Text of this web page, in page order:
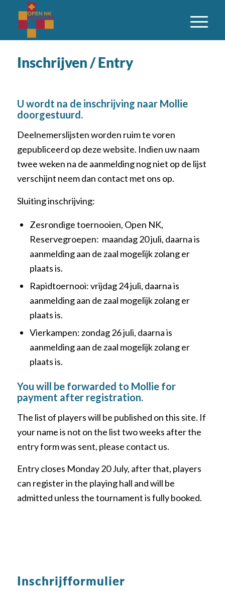
Inschrijven / Entry
U wordt na de inschrijving naar Mollie
doorgestuurd.
Deelnemerslijsten worden ruim te voren
gepubliceerd op deze website. Indien uw naam
twee weken na de aanmelding nog niet op de lijst
verschijnt neem dan contact met ons op.
Sluiting inschrijving:
Zesrondige toernooien, Open NK,
Reservegroepen: maandag 20 juli, daarna is
aanmelding aan de zaal mogelijk zolang er
plaats is.
Rapidtoernooi: vrijdag 24 juli, daarna is
aanmelding aan de zaal mogelijk zolang er
plaats is.​
Vierkampen: zondag 26 juli, daarna is
aanmelding aan de zaal mogelijk zolang er
plaats is.​
You will be forwarded to Mollie for
payment after registration.
The list of players will be published on this site. If
your name is not on the list two weeks after the
entry form was sent, please contact us.
Entry closes Monday 20 July, after that, players
can register in the playing hall and will be
admitted unless the tournament is fully booked.
Inschrijfformulier